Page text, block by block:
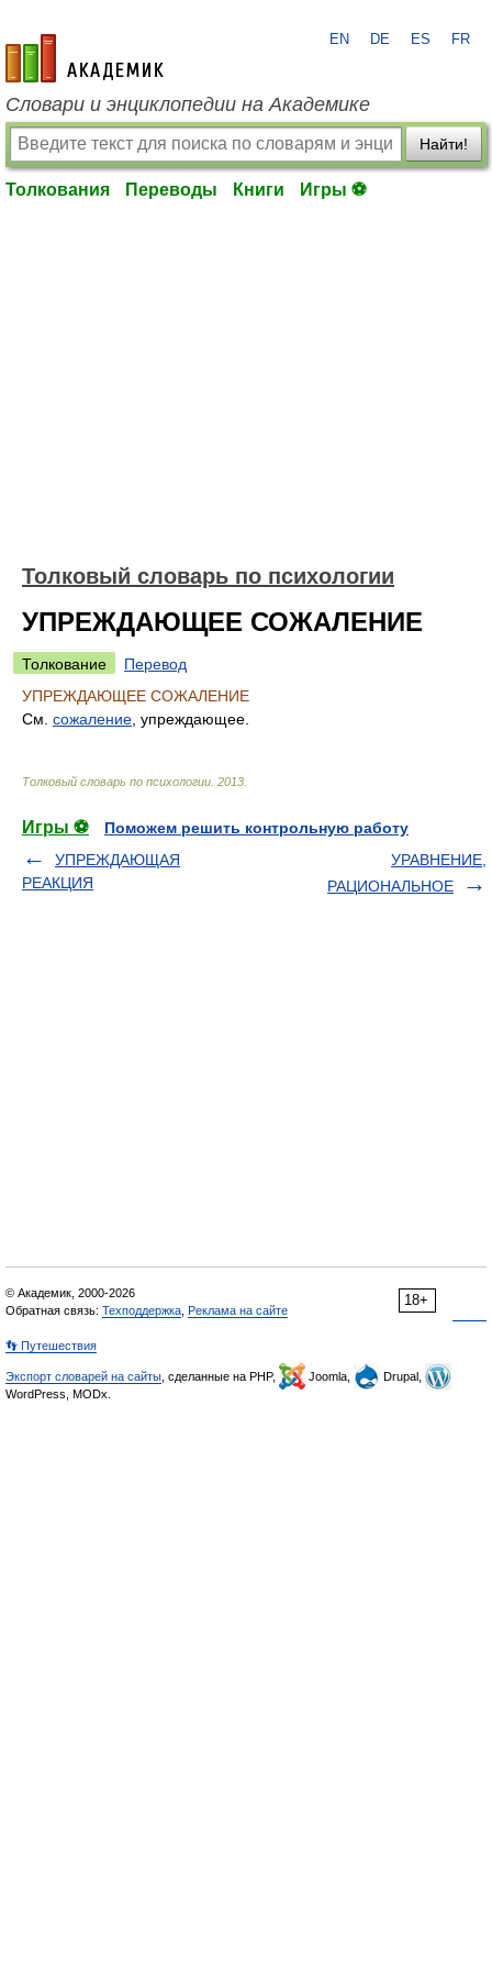
academic.ru
EN DE ES FR
Словари и энциклопедии на Академике
Найти!
Толкования Переводы Книги Игры ⚽
Толковый словарь по психологии
УПРЕЖДАЮЩЕЕ СОЖАЛЕНИЕ
Толкование
Перевод
УПРЕЖДАЮЩЕЕ СОЖАЛЕНИЕ
См. сожаление , упреждающее.
Толковый словарь по психологии 2013
Игры ⚽
Поможем решить контрольную работу
УПРЕЖДАЮЩАЯ
РЕАКЦИЯ
УРАВНЕНИЕ,
РАЦИОНАЛЬНОЕ
18+
© Академик, 2000-2026
Обратная связь: Техподдержка Реклама на сайте
👣 Путешествия
Экспорт словарей на сайты , сделанные на PHP, Joomla,
Drupal,
WordPress, MODx.